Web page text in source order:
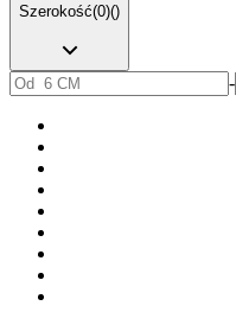
Szerokość(0)()
-